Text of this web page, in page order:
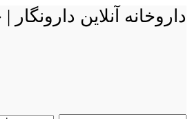
داروخانه آنلاین